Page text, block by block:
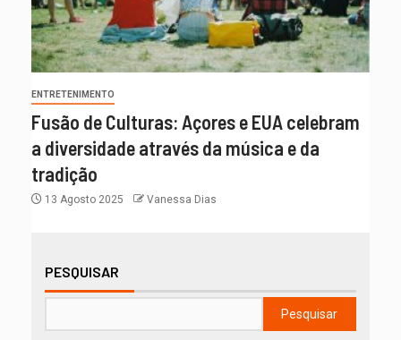
ENTRETENIMENTO
Fusão de Culturas: Açores e EUA celebram
a diversidade através da música e da
tradição
13 Agosto 2025 Vanessa Dias
PESQUISAR
Pesquisar